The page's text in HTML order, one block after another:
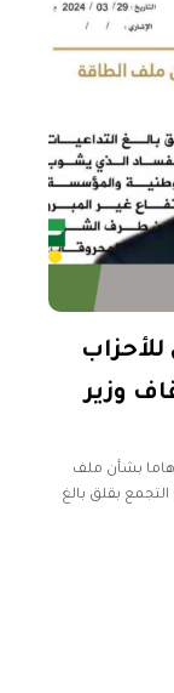
وزير
هاما بشأن ملف
التجمع بقلق بالغ
والفساد الذي